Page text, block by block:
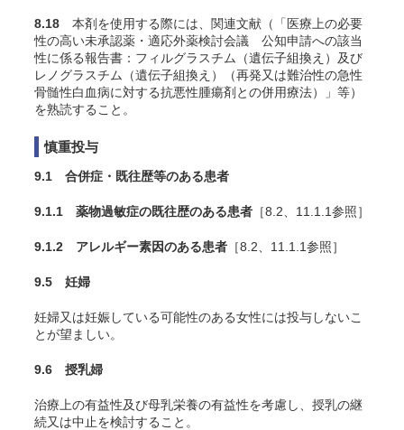
8.18 本剤を使用する際には、関連文献（「医療上の必要
性の高い未承認薬・適応外薬検討会議 公知申請への該当
性に係る報告書：フィルグラスチム（遺伝子組換え）及び
レノグラスチム（遺伝子組換え）（再発又は難治性の急性
骨髄性白血病に対する抗悪性腫瘍剤との併用療法）」 等）
を熟読すること。
慎重投与
9.1 合併症・既往歴等のある患者
9.1.1 薬物過敏症の既往歴のある患者 ［8.2、11.1.1参照］
9.1.2 アレルギー素因のある患者 ［8.2、11.1.1参照］
9.5 妊婦
妊婦又は妊娠している可能性のある女性には投与しないこ
とが望ましい。
9.6 授乳婦
治療上の有益性及び母乳栄養の有益性を考慮し、授乳の継
続又は中止を検討すること。